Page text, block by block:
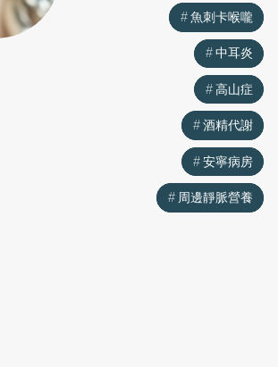
魚刺卡喉嚨
中耳炎
高山症
酒精代謝
安寧病房
周邊靜脈營養
魚刺卡喉嚨
中耳炎
高山症
酒精代謝
安寧病房
周邊靜脈營養